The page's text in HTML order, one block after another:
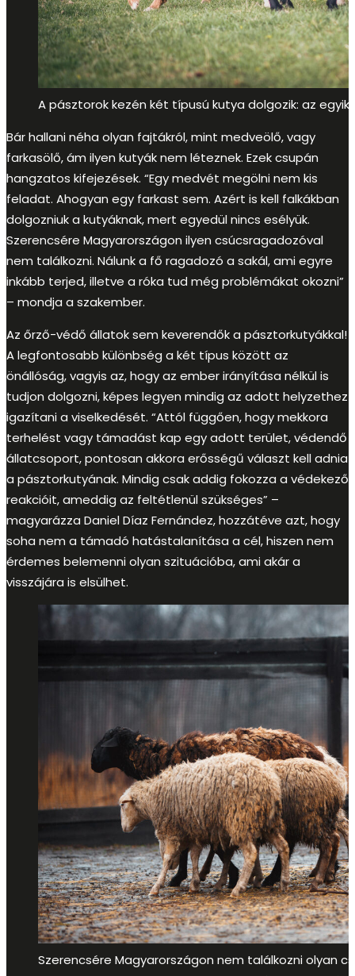
A pásztorok kezén két típusú kutya dolgozik: az
Bár hallani néha olyan fajtákról, mint medveölő, vagy
farkasölő, ám ilyen kutyák nem léteznek. Ezek csupán
hangzatos kifejezések. “Egy medvét megölni nem kis
feladat. Ahogyan egy farkast sem. Azért is kell falkákban
dolgozniuk a kutyáknak, mert egyedül nincs esélyük.
Szerencsére Magyarországon ilyen csúcsragadozóval
nem találkozni. Nálunk a fő ragadozó a sakál, ami egyre
inkább terjed, illetve a róka tud még problémákat okozni”
– mondja a szakember.
Az őrző-védő állatok sem keverendők a pásztorkutyákkal!
A legfontosabb különbség a két típus között az
önállóság, vagyis az, hogy az ember irányítása nélkül is
tudjon dolgozni, képes legyen mindig az adott helyzethez
igazítani a viselkedését. “Attól függően, hogy mekkora
terhelést vagy támadást kap egy adott terület, védendő
állatcsoport, pontosan akkora erősségű választ kell adnia
a pásztorkutyának. Mindig csak addig fokozza a védekező
reakcióit, ameddig az feltétlenül szükséges” –
magyarázza Daniel Díaz Fernández, hozzátéve azt, hogy
soha nem a támadó hatástalanítása a cél, hiszen nem
érdemes belemenni olyan szituációba, ami akár a
visszájára is elsülhet.
Szerencsére Magyarországon nem találkozni olyan